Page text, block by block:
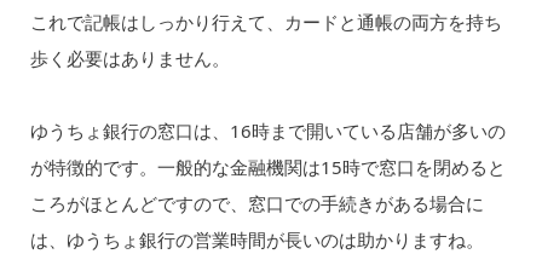
これで記帳はしっかり行えて、カードと通帳の両方を持ち
歩く必要はありません。
ゆうちょ銀行の窓口は、16時まで開いている店舗が多いの
が特徴的です。一般的な金融機関は15時で窓口を閉めると
ころがほとんどですので、窓口での手続きがある場合に
は、ゆうちょ銀行の営業時間が長いのは助かりますね。